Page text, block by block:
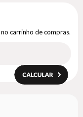
carrinho de compras.